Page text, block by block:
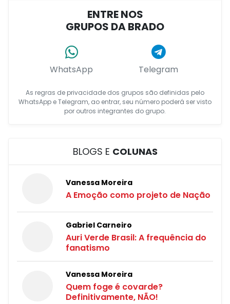
ENTRE NOS
GRUPOS DA BRADO
WhatsApp Telegram
As regras de privacidade dos grupos são definidas pelo
WhatsApp e Telegram, ao entrar, seu número poderá ser visto
por outros integrantes do grupo.
BLOGS E COLUNAS
Vanessa Moreira
A Emoção como projeto de Nação
Gabriel Carneiro
Auri Verde Brasil: A frequência do
fanatismo
Vanessa Moreira
Quem foge é covarde?
Definitivamente, NÃO!